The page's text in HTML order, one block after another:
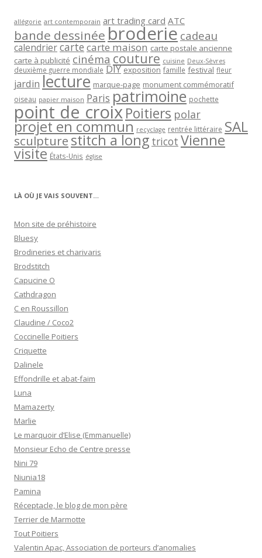
allégorie art contemporain art trading card ATC
bande dessinée broderie cadeau
calendriercartecarte maison carte postale ancienne
carte à publicité cinéma couture cuisine Deux-Sèvres
deuxième guerre mondiale DIY exposition famille festival fleur
jardin lecture marque-page monument commémoratif
oiseau papier maison Paris patrimoine pochette
point de croixPoitiers polar
projet en commun recyclage rentrée littéraire SAL
sculpturestitch a long tricot Vienne
visite États-Unis église
LÀ OÙ JE VAIS SOUVENT…
Mon site de préhistoire
Bluesy
Brodineries et charivaris
Brodstitch
Capucine O
Cathdragon
C en Roussillon
Claudine / Coco2
Coccinelle Poitiers
Criquette
Dalinele
Effondrille et abat-faim
Luna
Mamazerty
Marlie
Le marquoir d’Elise (Emmanuelle)
Monsieur Echo de Centre presse
Nini 79
Niunia18
Pamina
Réceptacle, le blog de mon père
Terrier de Marmotte
Tout Poitiers
Valentin Apac, Association de porteurs d’anomalies